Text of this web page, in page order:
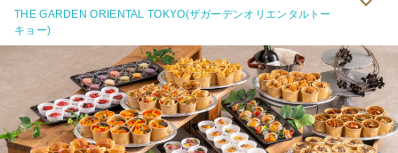
THE GARDEN ORIENTAL TOKYO(ザガーデンオリエンタルトー
キョー)